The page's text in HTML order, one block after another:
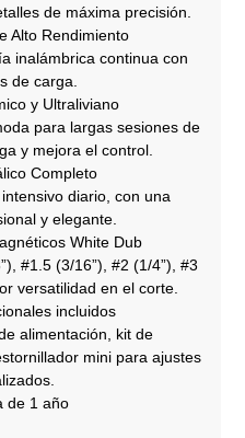
de máxima precisión.
Alto Rendimiento
inalámbrica continua con
de carga.
y Ultraliviano
para largas sesiones de
y mejora el control.
Completo
diario, con una
y elegante.
White Dub
#1.5 (3/16”), #2 (1/4”), #3
versatilidad en el corte.
incluidos
alimentación, kit de
mini para ajustes
de 1 año